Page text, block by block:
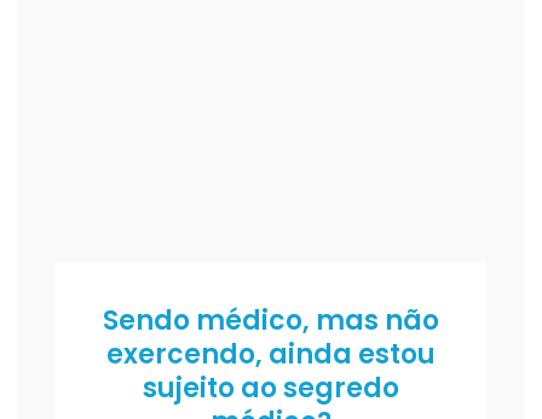
Sendo médico, mas não
exercendo, ainda estou
sujeito ao segredo